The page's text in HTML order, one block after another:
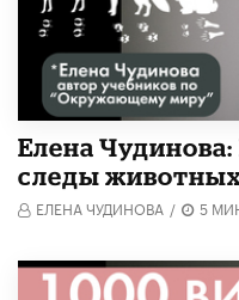
Елена
следы
ЕЛЕНА ЧУДИНОВА / 5